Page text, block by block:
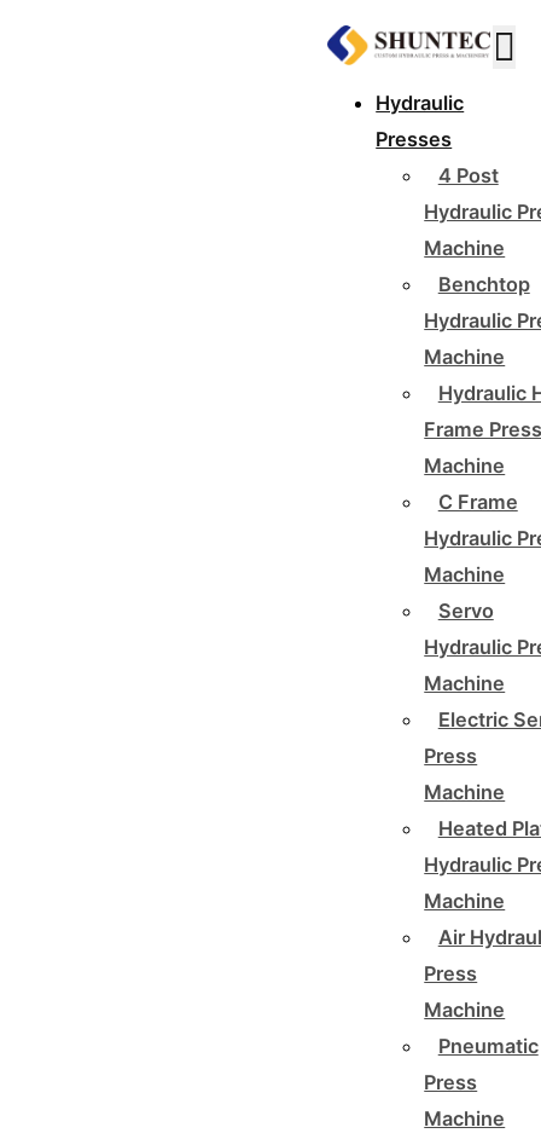
Hydraulic
Presses
4 Post
Hydraulic
Machine
Benchtop
Hydraulic
Machine
Hydraulic
Frame
Machine
C Frame
Hydraulic
Machine
Servo
Hydraulic
Machine
Electric
Press
Machine
Heated
Hydraulic
Machine
Air
Press
Machine
Pneumatic
Press
Machine